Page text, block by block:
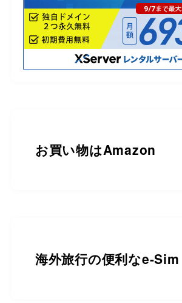
お買い物はAmazon
海外旅行の便利なe-Sim